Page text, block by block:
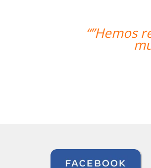
primera clase y
que nos ha